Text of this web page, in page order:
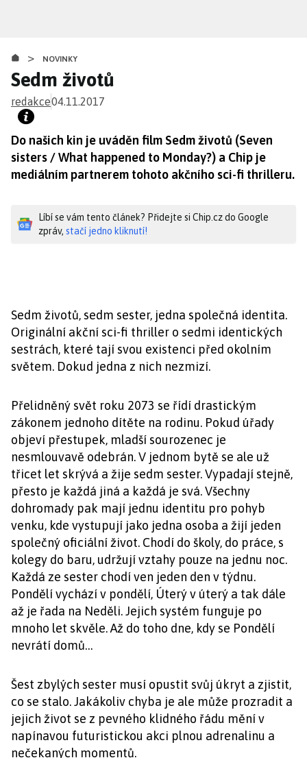
obsahu
> NOVINKY
Sedm životů
redakce04.11.2017
Do našich kin je uváděn film Sedm životů (Seven
sisters / What happened to Monday?) a Chip je
mediálním partnerem tohoto akčního sci-fi thrilleru.
Líbí se vám tento článek? Přidejte si Chip.cz do Google
zpráv, stačí jedno kliknutí!
Sedm životů, sedm sester, jedna společná identita.
Originální akční sci-fi thriller o sedmi identických
sestrách, které tají svou existenci před okolním
světem. Dokud jedna z nich nezmizí.
Přelidněný svět roku 2073 se řídí drastickým
zákonem jednoho dítěte na rodinu. Pokud úřady
objeví přestupek, mladší sourozenec je
nesmlouvavě odebrán. V jednom bytě se ale už
třicet let skrývá a žije sedm sester. Vypadají stejně,
přesto je každá jiná a každá je svá. Všechny
dohromady pak mají jednu identitu pro pohyb
venku, kde vystupují jako jedna osoba a žijí jeden
společný oficiální život. Chodí do školy, do práce, s
kolegy do baru, udržují vztahy pouze na jednu noc.
Každá ze sester chodí ven jeden den v týdnu.
Pondělí vychází v pondělí, Úterý v úterý a tak dále
až je řada na Neděli. Jejich systém funguje po
mnoho let skvěle. Až do toho dne, kdy se Pondělí
nevrátí domů…
Šest zbylých sester musí opustit svůj úkryt a zjistit,
co se stalo. Jakákoliv chyba je ale může prozradit a
jejich život se z pevného klidného řádu mění v
napínavou futuristickou akci plnou adrenalinu a
nečekaných momentů.